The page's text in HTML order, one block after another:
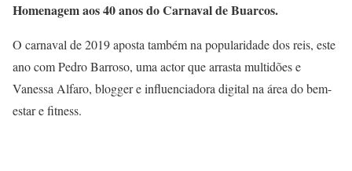
Homenagem aos 40 anos do Carnaval de Buarcos.
O carnaval de 2019 aposta também na popularidade dos reis, este
ano com Pedro Barroso, uma actor que arrasta multidões e
Vanessa Alfaro, blogger e influenciadora digital na área do bem-
estar e fitness.